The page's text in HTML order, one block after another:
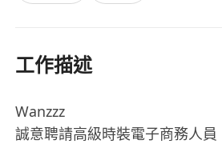
工作描述
Wanzzz
誠意聘請高級時裝電子商務人員